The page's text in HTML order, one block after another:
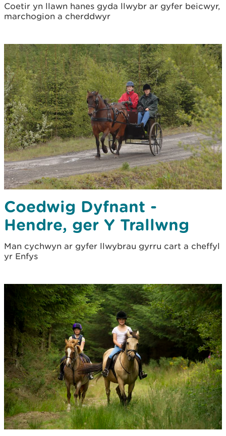
Coetir yn llawn hanes gyda llwybr ar gyfer beicwyr,
marchogion a cherddwyr
Coedwig Dyfnant -
Hendre, ger Y Trallwng
Man cychwyn ar gyfer llwybrau gyrru cart a cheffyl
yr Enfys